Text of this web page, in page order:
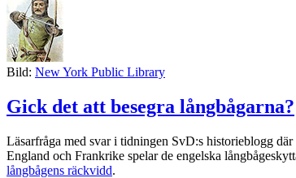
Bild: New York Public Library
Gick det att besegra långbågarna?
Läsarfråga med svar i tidningen SvD:s historieblogg
England och Frankrike spelar de engelska
långbågens räckvidd.